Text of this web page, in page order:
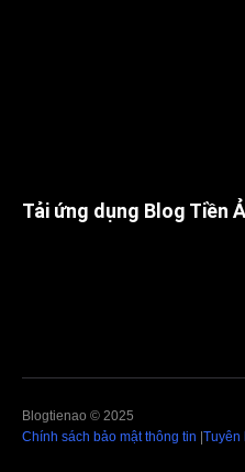
Tải ứng dụng Blog Tiền
Blogtienao © 2025
Chính sách bảo mật thông tin Tuyên